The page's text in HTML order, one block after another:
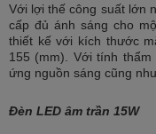
Với lợi thế công suất lớn
cấp đủ ánh sáng cho
thiết kế với kích thước
155 (mm). Với tính
ứng nguồn sáng cũng
Đèn LED âm trần 15W